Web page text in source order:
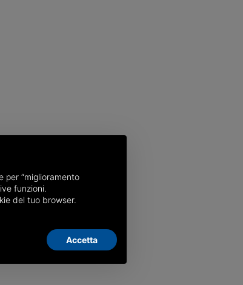
per “miglioramento
funzioni.
del tuo browser.
Accetta